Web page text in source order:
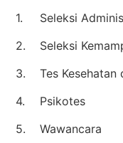
1.
Seleksi
2.
Seleksi
3.
Tes Kesehatan
4.
Psikotes
5.
Wawancara